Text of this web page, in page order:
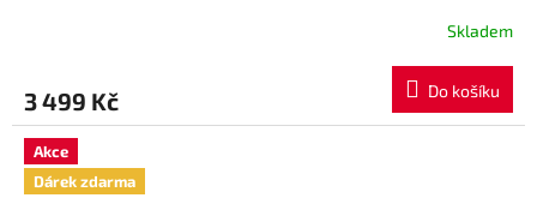
M
A
Skladem
3 499 Kč Do košíku
Akce
Dárek zdarma